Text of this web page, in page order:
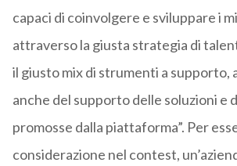
capaci di coinvolgere e sviluppare i
attraverso la giusta strategia di
il giusto mix di strumenti a supporto,
anche del supporto delle soluzioni e
promosse dalla piattaforma”. Per
considerazione nel contest,